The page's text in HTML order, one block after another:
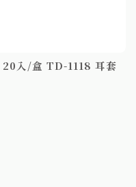
20入/盒 TD-1118 耳套